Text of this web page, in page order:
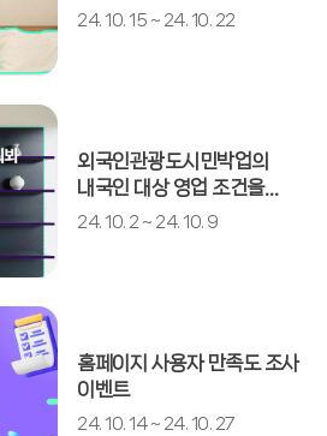
24. 10. 15 ~ 24. 10. 22
외국인관광도시민박업의
내국인 대상 영업 조건을
맞춰봐
24. 10. 2 ~ 24. 10. 9
홈페이지 사용자 만족도 조사
이벤트
24. 10. 14 ~ 24. 10. 27